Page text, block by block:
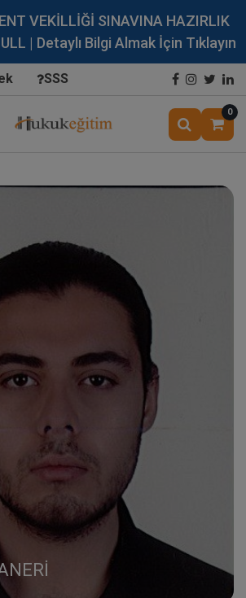
VEKİLLİĞİ SINAVINA HAZIRLIK
| Detaylı Bilgi Almak İçin Tıklayın
SSS
0